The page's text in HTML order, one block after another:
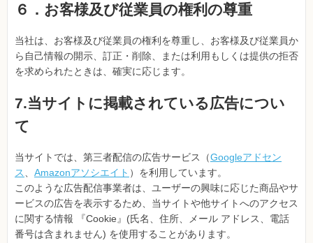
６．お客様及び従業員の権利の尊重
当社は、お客様及び従業員の権利を尊重し、お客様及び従業員か
ら自己情報の開示、訂正・削除、または利用もしくは提供の拒否
を求められたときは、確実に応じます。
7.当サイトに掲載されている広告につい
て
当サイトでは、第三者配信の広告サービス（Googleアドセン
ス
Amazonアソシエイト ）を利用しています。
このような広告配信事業者は、ユーザーの興味に応じた商品やサ
ービスの広告を表示するため、当サイトや他サイトへのアクセス
に関する情報 『Cookie』(氏名、住所、メール アドレス、電話
番号は含まれません) を使用することがあります。